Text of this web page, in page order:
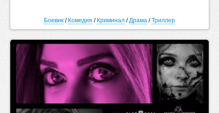
Боевик / Комедия / Криминал /Драма /Триллер